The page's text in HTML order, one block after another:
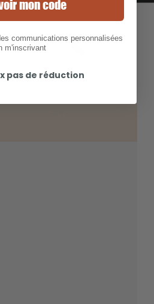
Future
mon code
communications personnalisées
m'inscrivant
pas de réduction